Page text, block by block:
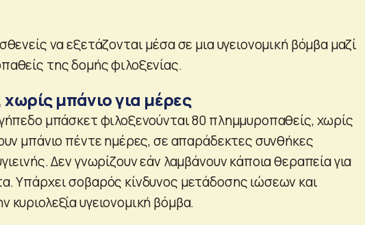
να εξετάζονται μέσα σε μια υγειονομική βόμβα μαζί
της δομής φιλοξενίας.
μπάνιο για μέρες
μπάσκετ φιλοξενούνται 80 πλημμυροπαθείς, χωρίς
μπάνιο πέντε ημέρες, σε απαράδεκτες συνθήκες
Δεν γνωρίζουν εάν λαμβάνουν κάποια θεραπεία για
Υπάρχει σοβαρός κίνδυνος μετάδοσης ιώσεων και
κυριολεξία υγειονομική βόμβα.